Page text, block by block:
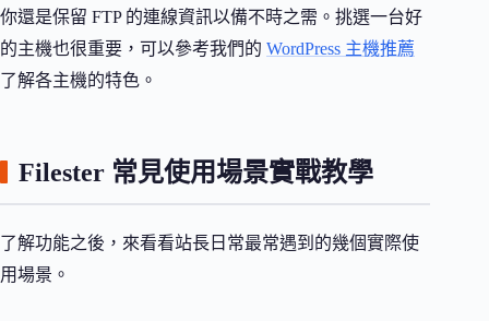
你還是保留 FTP 的連線資訊以備不時之需。挑選一台好
的主機也很重要，可以參考我們的 WordPress 主機推薦
了解各主機的特色。
Filester 常見使用場景實戰教學
了解功能之後，來看看站長日常最常遇到的幾個實際使
用場景。